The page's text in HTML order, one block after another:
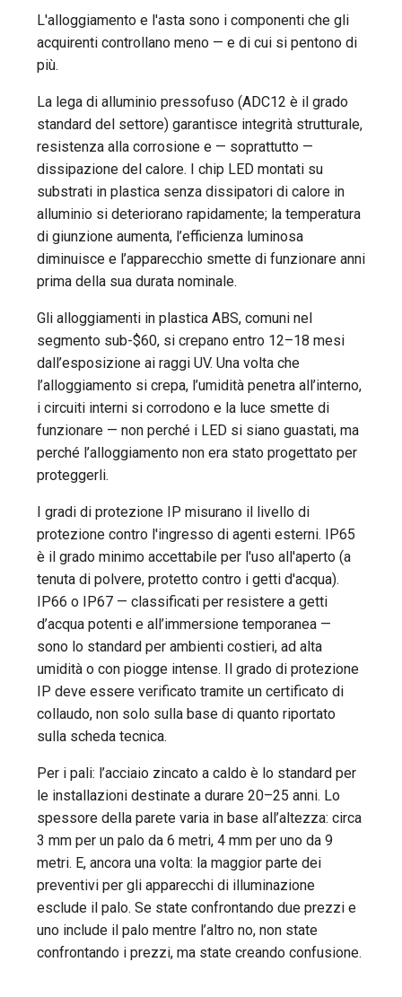
L'alloggiamento e l'asta sono i componenti che gli
acquirenti controllano meno — e di cui si pentono di
più.
La lega di alluminio pressofuso (ADC12 è il grado
standard del settore) garantisce integrità strutturale,
resistenza alla corrosione e — soprattutto —
dissipazione del calore. I chip LED montati su
substrati in plastica senza dissipatori di calore in
alluminio si deteriorano rapidamente; la temperatura
di giunzione aumenta, l’efficienza luminosa
diminuisce e l’apparecchio smette di funzionare anni
prima della sua durata nominale.
Gli alloggiamenti in plastica ABS, comuni nel
segmento sub-$60, si crepano entro 12–18 mesi
dall’esposizione ai raggi UV. Una volta che
l’alloggiamento si crepa, l’umidità penetra all’interno,
i circuiti interni si corrodono e la luce smette di
funzionare — non perché i LED si siano guastati, ma
perché l’alloggiamento non era stato progettato per
proteggerli.
I gradi di protezione IP misurano il livello di
protezione contro l'ingresso di agenti esterni. IP65
è il grado minimo accettabile per l'uso all'aperto (a
tenuta di polvere, protetto contro i getti d'acqua).
IP66 o IP67 — classificati per resistere a getti
d’acqua potenti e all’immersione temporanea —
sono lo standard per ambienti costieri, ad alta
umidità o con piogge intense. Il grado di protezione
IP deve essere verificato tramite un certificato di
collaudo, non solo sulla base di quanto riportato
sulla scheda tecnica.
Per i pali: l’acciaio zincato a caldo è lo standard per
le installazioni destinate a durare 20–25 anni. Lo
spessore della parete varia in base all’altezza: circa
3 mm per un palo da 6 metri, 4 mm per uno da 9
metri. E, ancora una volta: la maggior parte dei
preventivi per gli apparecchi di illuminazione
esclude il palo. Se state confrontando due prezzi e
uno include il palo mentre l’altro no, non state
confrontando i prezzi, ma state creando confusione.